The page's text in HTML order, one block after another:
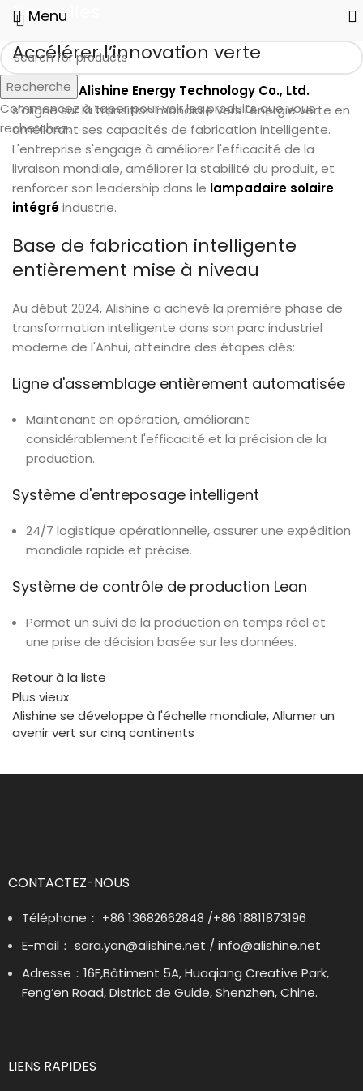
Menu
Nouvelles
Accélérer l’innovation verte
Shenzhen Alishine Energy Technology Co., Ltd.
s'aligne sur la transition mondiale vers l'énergie verte en
améliorant ses capacités de fabrication intelligente.
L'entreprise s'engage à améliorer l'efficacité de la
livraison mondiale, améliorer la stabilité du produit, et
renforcer son leadership dans le lampadaire solaire
intégréindustrie.
Base de fabrication intelligente
entièrement mise à niveau
Au début 2024, Alishine a achevé la première phase de
transformation intelligente dans son parc industriel
moderne de l'Anhui, atteindre des étapes clés:
Ligne d'assemblage entièrement automatisée
Maintenant en opération, améliorant
considérablement l'efficacité et la précision de la
production.
Système d'entreposage intelligent
24/7 logistique opérationnelle, assurer une expédition
mondiale rapide et précise.
Système de contrôle de production Lean
Permet un suivi de la production en temps réel et
une prise de décision basée sur les données.
Retour à la liste
Plus vieux
Alishine se développe à l'échelle mondiale, Allumer un
avenir vert sur cinq continents
CONTACTEZ-NOUS
Téléphone： +86 13682662848 /+86 18811873196
E-mail： sara.yan@alishine.net / info@alishine.net
Adresse：16F,Bâtiment 5A, Huaqiang Creative Park,
Feng’en Road, District de Guide, Shenzhen, Chine.
LIENS RAPIDES
Recherche
Commencez à taper pour voir les produits que vous
recherchez.